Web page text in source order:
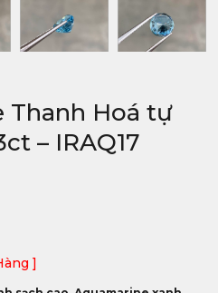
Thanh Hoá tự
– IRAQ17
]